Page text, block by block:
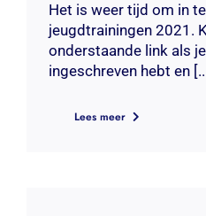
Het is weer tijd om in
jeugdtrainingen 2021.
onderstaande link als
ingeschreven hebt en
Lees meer